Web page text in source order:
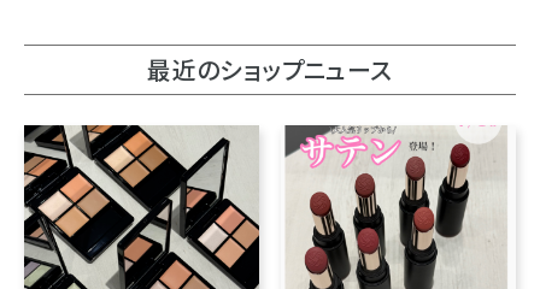
最近のショップニュース